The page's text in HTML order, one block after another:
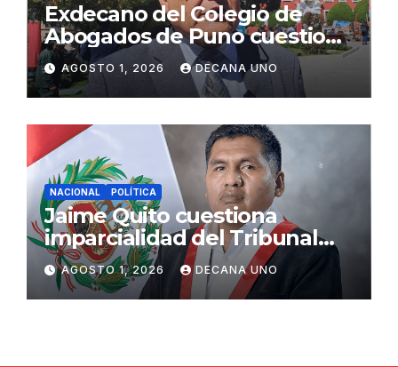
Exdecano del Colegio de
Abogados de Puno cuestiona
propuestas sobre seguridad
ciudadana
AGOSTO 1, 2026 DECANA UNO
NACIONAL POLÍTICA
Jaime Quito cuestiona
imparcialidad del Tribunal
Constitucional tras liberación
de Ollanta Humala
AGOSTO 1, 2026 DECANA UNO